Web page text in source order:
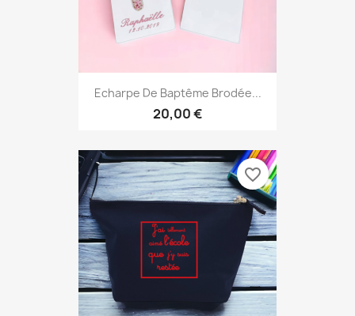
Echarpe De Baptême Brodée...
20,00 €
favorite_border